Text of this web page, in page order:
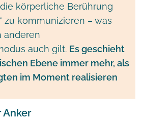
körperliche Berührung
zu kommunizieren – was
anderen
auch gilt. Es geschieht
Ebene immer mehr, als
im Moment realisieren
Anker